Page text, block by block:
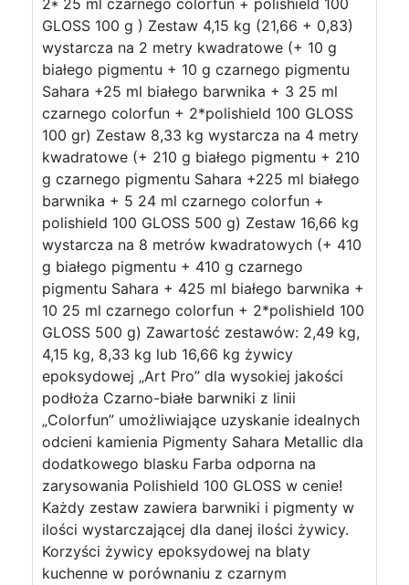
2* 25 ml czarnego colorfun + polishield 100
GLOSS 100 g ) Zestaw 4,15 kg (21,66 + 0,83)
wystarcza na 2 metry kwadratowe (+ 10 g
białego pigmentu + 10 g czarnego pigmentu
Sahara +25 ml białego barwnika + 3 25 ml
czarnego colorfun + 2*polishield 100 GLOSS
100 gr) Zestaw 8,33 kg wystarcza na 4 metry
kwadratowe (+ 210 g białego pigmentu + 210
g czarnego pigmentu Sahara +225 ml białego
barwnika + 5 24 ml czarnego colorfun +
polishield 100 GLOSS 500 g) Zestaw 16,66 kg
wystarcza na 8 metrów kwadratowych (+ 410
g białego pigmentu + 410 g czarnego
pigmentu Sahara + 425 ml białego barwnika +
10 25 ml czarnego colorfun + 2*polishield 100
GLOSS 500 g) Zawartość zestawów: 2,49 kg,
4,15 kg, 8,33 kg lub 16,66 kg żywicy
epoksydowej „Art Pro” dla wysokiej jakości
podłoża Czarno-białe barwniki z linii
„Colorfun” umożliwiające uzyskanie idealnych
odcieni kamienia Pigmenty Sahara Metallic dla
dodatkowego blasku Farba odporna na
zarysowania Polishield 100 GLOSS w cenie!
Każdy zestaw zawiera barwniki i pigmenty w
ilości wystarczającej dla danej ilości żywicy.
Korzyści żywicy epoksydowej na blaty
kuchenne w porównaniu z czarnym